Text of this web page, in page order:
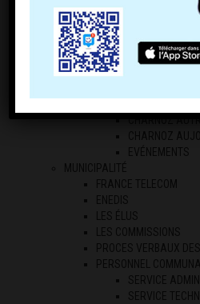
CHASSE ET
ACCES A LA
AGENDA
ACTUALITÉS
RETOUR EN IMAGE
EVÉNEMENTS
MUNICIPALITÉ
FRANCE TELECOM
ENEDIS
LES ÉLUS
LES COMMISSIONS
PROCES VERBAUX
PERSONNEL
SERVICE
SERVICE